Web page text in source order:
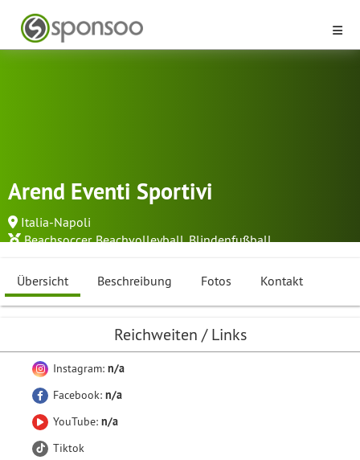
Arend Eventi Sportivi
Italia-Napoli
Beachsoccer,Beachvolleyball,Blindenfußball...
Übersicht Beschreibung Fotos Kontakt
Reichweiten / Links
Instagram: n/a
Facebook: n/a
YouTube: n/a
Tiktok